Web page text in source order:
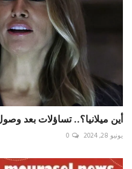
أين ميلانيا؟.. تساؤلات بعد
يونيو 28, 2024 0